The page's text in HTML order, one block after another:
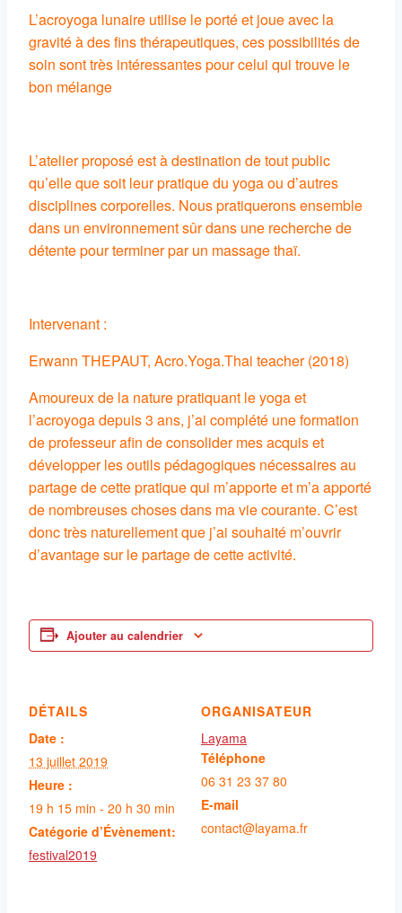
L’acroyoga lunaire utilise le porté et joue avec la
gravité à des fins thérapeutiques, ces possibilités de
soin sont très intéressantes pour celui qui trouve le
bon mélange
L’atelier proposé est à destination de tout public
qu’elle que soit leur pratique du yoga ou d’autres
disciplines corporelles. Nous pratiquerons ensemble
dans un environnement sûr dans une recherche de
détente pour terminer par un massage thaï.
Intervenant :
Erwann THEPAUT, Acro.Yoga.Thai teacher (2018)
Amoureux de la nature pratiquant le yoga et
l’acroyoga depuis 3 ans, j’ai complété une formation
de professeur afin de consolider mes acquis et
développer les outils pédagogiques nécessaires au
partage de cette pratique qui m’apporte et m’a apporté
de nombreuses choses dans ma vie courante. C’est
donc très naturellement que j’ai souhaité m’ouvrir
d’avantage sur le partage de cette activité.
Ajouter au calendrier
DÉTAILS
Date :
13 juillet 2019
Heure :
19 h 15 min - 20 h 30 min
Catégorie d’Évènement:
festival2019
ORGANISATEUR
Layama
Téléphone
06 31 23 37 80
E-mail
contact@layama.fr